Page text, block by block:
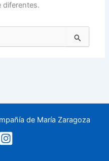
diferentes.
de María Zaragoza